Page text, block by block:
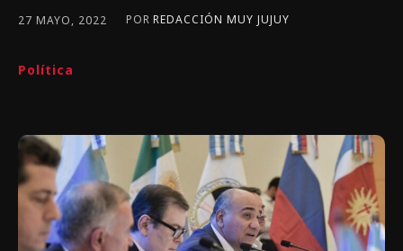
27 MAYO, 2022 POR REDACCIÓN MUY JUJUY
Política